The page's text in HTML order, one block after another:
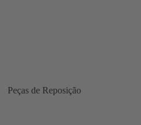
Peças de Reposição